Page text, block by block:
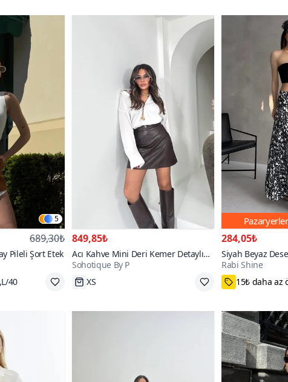
5
689,30₺
Pileli Şort Etek
40
849,85₺
Acı Kahve Mini Deri Kemer Detaylı
Etek
Sohotique By P
Tükenmek Üzere
284,05₺
Siyah Beyaz
Kloş Etek
Rabi Shine
S,M,L